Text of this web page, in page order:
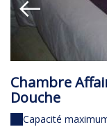
Chambre
Douche
Capacité